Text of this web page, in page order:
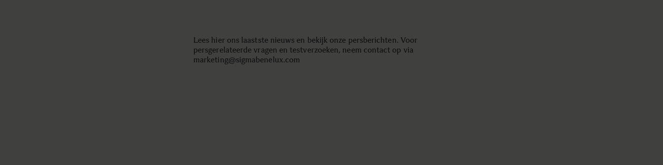
Lees hier ons laastste nieuws en bekijk onze persberichten. Voor
persgerelateerde vragen en testverzoeken, neem contact op via
marketing@sigmabenelux.com